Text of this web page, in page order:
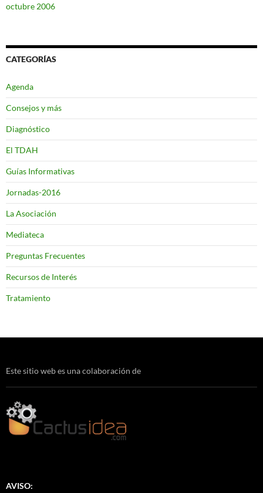
octubre 2006
CATEGORÍAS
Agenda
Consejos y más
Diagnóstico
El TDAH
Guías Informativas
Jornadas-2016
La Asociación
Mediateca
Preguntas Frecuentes
Recursos de Interés
Tratamiento
Este sitio web es una colaboración de
AVISO: